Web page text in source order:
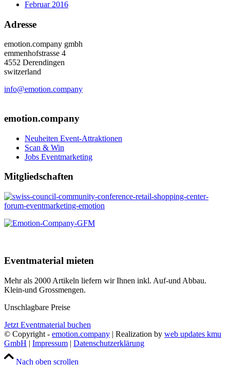
Februar 2016
Adresse
emotion.company gmbh
emmenhofstrasse 4
4552 Derendingen
switzerland
info@emotion.company
emotion.company
Neuheiten Event-Attraktionen
Scan & Win
Jobs Eventmarketing
Mitgliedschaften
Eventmaterial mieten
Mehr als 2000 Artikeln liefern wir Ihnen inkl. Auf-und Abbau.
Klein-und Grossmengen.
Unschlagbare Preise
Jetzt Eventmaterial buchen
© Copyright - emotion.company | Realization by web updates kmu
GmbH | Impressum | Datenschutzerklärung
Nach oben scrollen